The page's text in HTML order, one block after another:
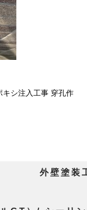
キシ注入工事 穿孔作
塗装工事